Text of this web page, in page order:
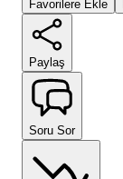
Favorilere Ekle
Paylaş
Soru Sor